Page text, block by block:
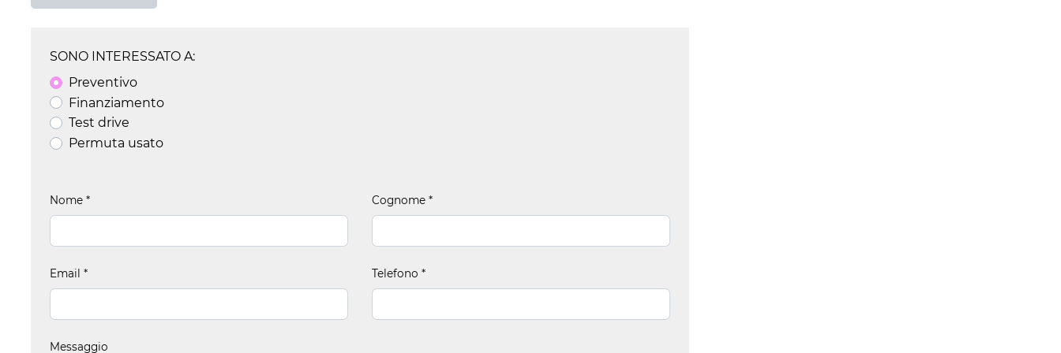
SONO INTERESSATO A:
Preventivo
Finanziamento
Test drive
Permuta usato
Nome * Cognome *
Email * Telefono *
Messaggio